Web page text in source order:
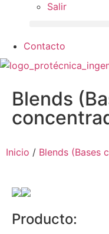
Salir
Contacto
Blends
Inicio / Blends (Bases
Producto: